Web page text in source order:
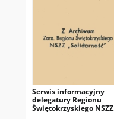
Serwis informacyjny
delegatury Regionu
Świętokrzyskiego NSZZ